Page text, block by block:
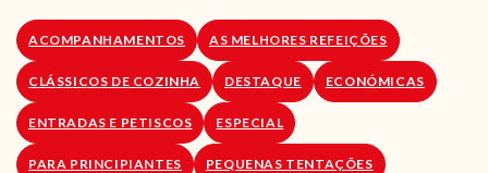
LOJA ONLINE
BLOG
ACOMPANHAMENTOS AS MELHORES REFEIÇÕES
CLÁSSICOS DE COZINHA DESTAQUE ECONÓMICAS
ENTRADAS E PETISCOS ESPECIAL
PARA PRINCIPIANTES PEQUENAS TENTAÇÕES